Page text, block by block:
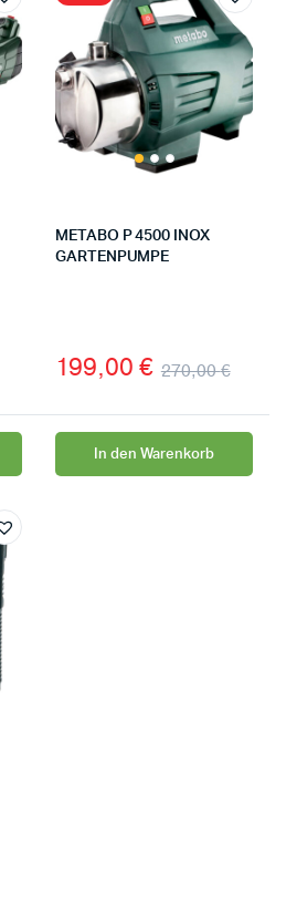
METABO P 4500 INOX
GARTENPUMPE
270,00€
199,00 €
In den Warenkorb